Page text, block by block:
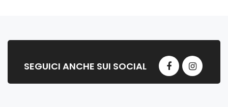
SEGUICI ANCHE SUI SOCIAL